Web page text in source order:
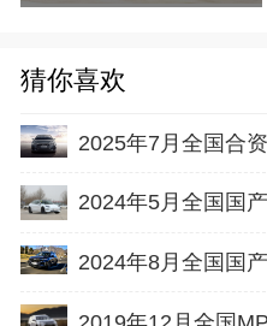
猜你喜欢